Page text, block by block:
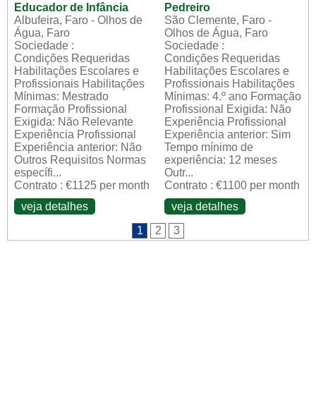
Educador de Infância
Albufeira, Faro - Olhos de
Água, Faro
Sociedade :
Condições Requeridas
Habilitações Escolares e
Profissionais Habilitações
Mínimas: Mestrado
Formação Profissional
Exigida: Não Relevante
Experiência Profissional
Experiência anterior: Não
Outros Requisitos Normas
específi...
Contrato : €1125 per month
veja detalhes
Pedreiro
São Clemente, Faro -
Olhos de Água, Faro
Sociedade :
Condições Requeridas
Habilitações Escolares e
Profissionais Habilitações
Mínimas: 4.º ano Formação
Profissional Exigida: Não
Experiência Profissional
Experiência anterior: Sim
Tempo mínimo de
experiência: 12 meses
Outr...
Contrato : €1100 per month
veja detalhes
1
2 3